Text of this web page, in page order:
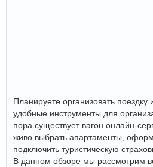
Планируете организовать поездку
удобные инструменты для
пора существует вагон онлайн-
живо выбрать апартаменты,
подключить туристическую
В данном обзоре мы рассмотрим